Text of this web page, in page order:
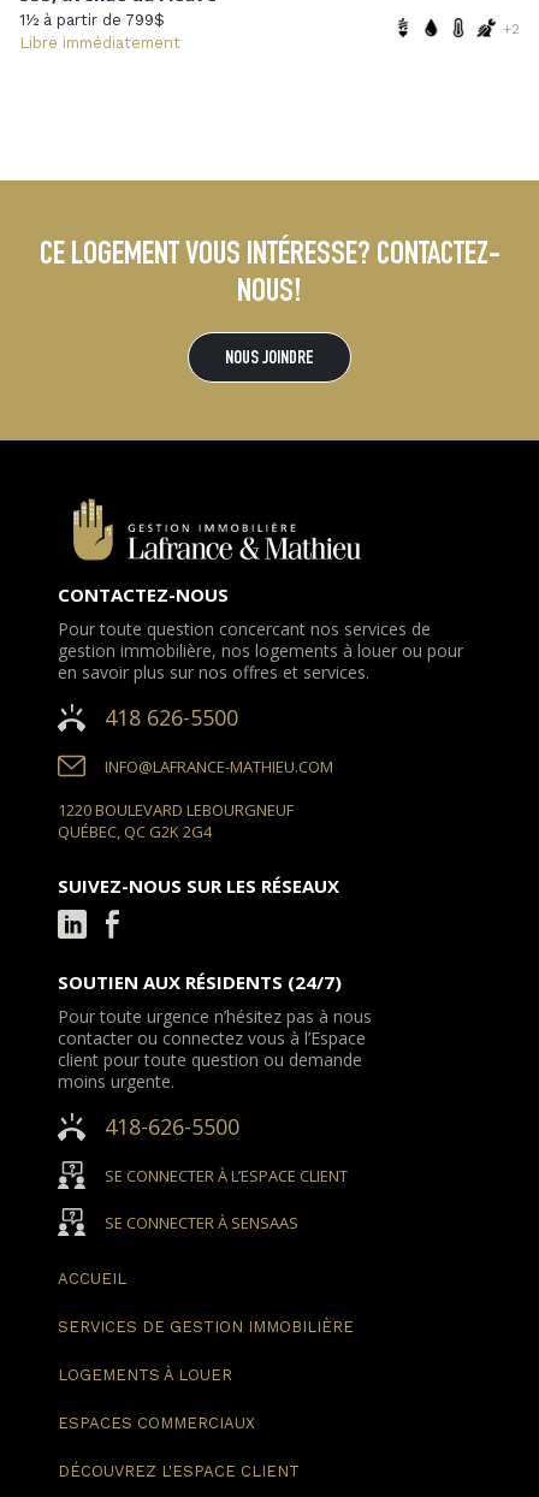
1½ à partir de 799$
Libre immédiatement
+2
CE LOGEMENT VOUS INTÉRESSE? CONTACTEZ-
NOUS!
NOUS JOINDRE
CONTACTEZ-NOUS
Pour toute question concercant nos services de
gestion immobilière, nos logements à louer ou pour
en savoir plus sur nos offres et services.
418 626-5500
INFO@LAFRANCE-MATHIEU.COM
1220 BOULEVARD LEBOURGNEUF
QUÉBEC, QC G2K 2G4
SUIVEZ-NOUS SUR LES RÉSEAUX
SOUTIEN AUX RÉSIDENTS (24/7)
Pour toute urgence n’hésitez pas à nous
contacter ou connectez vous à l’Espace
client pour toute question ou demande
moins urgente.
418-626-5500
SE CONNECTER À L’ESPACE CLIENT
SE CONNECTER À SENSAAS
ACCUEIL
SERVICES DE GESTION IMMOBILIÈRE
LOGEMENTS À LOUER
ESPACES COMMERCIAUX
DÉCOUVREZ L'ESPACE CLIENT